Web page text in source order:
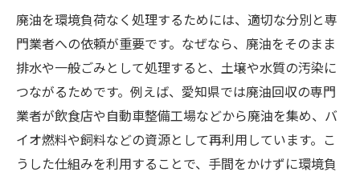
廃油を環境負荷なく処理するためには、適切な分別と専
門業者への依頼が重要です。なぜなら、廃油をそのまま
排水や一般ごみとして処理すると、土壌や水質の汚染に
つながるためです。例えば、愛知県では廃油回収の専門
業者が飲食店や自動車整備工場などから廃油を集め、バ
イオ燃料や飼料などの資源として再利用しています。こ
うした仕組みを利用することで、手間をかけずに環境負